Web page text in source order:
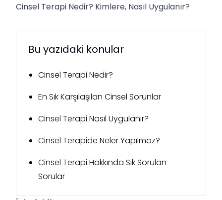
Cinsel Terapi Nedir? Kimlere, Nasıl Uygulanır?
Bu yazıdaki konular
Cinsel Terapi Nedir?
En Sık Karşılaşılan Cinsel Sorunlar
Cinsel Terapi Nasıl Uygulanır?
Cinsel Terapide Neler Yapılmaz?
Cinsel Terapi Hakkında Sık Sorulan
Sorular